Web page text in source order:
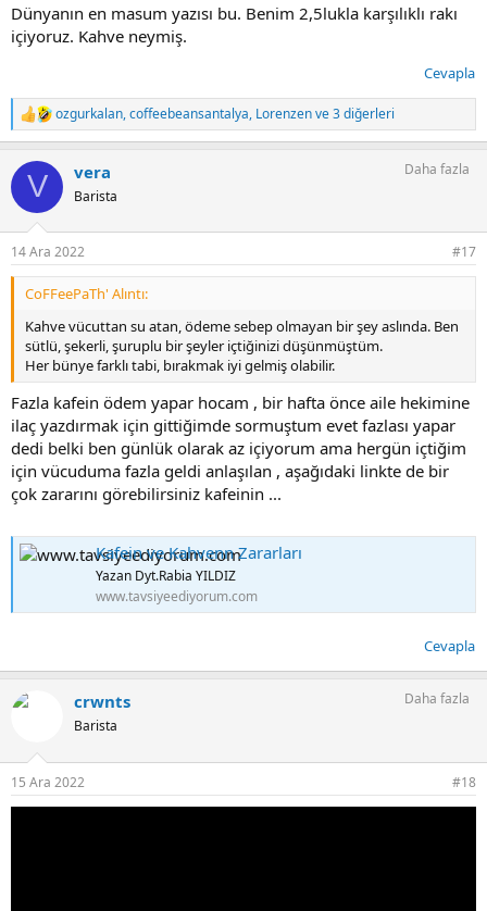
Dünyanın en masum yazısı bu. Benim 2,5lukla karşılıklı rakı
içiyoruz. Kahve neymiş.
Cevapla
T
e
k
l
:
ozgurkalan,coffeebeansantalya, Lorenzenve 3 diğerleri
V vera
Barista
Daha fazla
14 Ara 2022 #17
CoFFeePaTh' Alıntı:
Kahve vücuttan su atan, ödeme sebep olmayan bir şey aslında. Ben
sütlü, şekerli, şuruplu bir şeyler içtiğinizi düşünmüştüm.
Her bünye farklı tabi, bırakmak iyi gelmiş olabilir.
Fazla kafein ödem yapar hocam , bir hafta önce aile hekimine
ilaç yazdırmak için gittiğimde sormuştum evet fazlası yapar
dedi belki ben günlük olarak az içiyorum ama hergün içtiğim
için vücuduma fazla geldi anlaşılan , aşağıdaki linkte de bir
çok zararını görebilirsiniz kafeinin ...
Kafein ve Kahvenn Zararları
Yazan Dyt.Rabia YILDIZ
www.tavsiyeediyorum.com
Cevapla
crwnts
Barista
Daha fazla
15 Ara 2022 #18